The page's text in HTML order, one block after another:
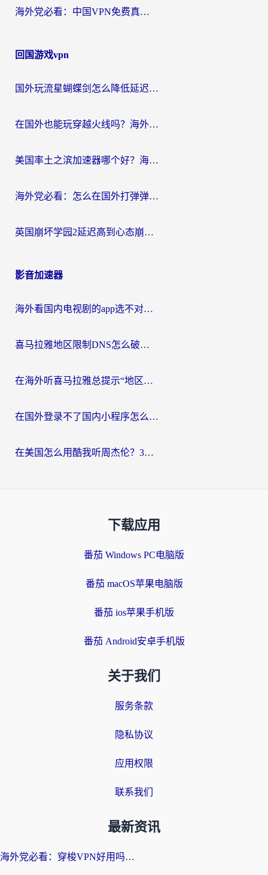
海外党必看：中国VPN免费真的靠谱吗？手把手教你选对回国加速器
回国游戏vpn
国外玩流星蝴蝶剑怎么降低延迟？海外党必看的加速秘籍（含欧洲鸣潮&彩虹岛优化攻略）
在国外也能玩穿越火线吗？海外玩家国服游戏畅玩终极指南
美国率土之滨加速器哪个好？海外党国服游戏畅玩终极指南（附多游戏解决方案）
海外党必看：怎么在国外打弹弹堂不卡？番茄加速器亲测指南
英国崩坏学园2延迟高到心态崩？海外党国服游戏加速终极指南
影音加速器
海外看国内电视剧的app选不对？这份回国加速器避坑指南帮你流畅追剧
喜马拉雅地区限制DNS怎么破？海外党听国内音乐听书的终极解决方案
在海外听喜马拉雅总提示“地区限制”？3步轻松解除+听国内音乐全攻略
在国外登录不了国内小程序怎么办？选对回国加速器，轻松解锁国内资源
在美国怎么用酷我听周杰伦？3步搞定海外听歌难题
下载应用
番茄 Windows PC电脑版
番茄 macOS苹果电脑版
番茄 ios苹果手机版
番茄 Android安卓手机版
关于我们
服务条款
隐私协议
应用权限
联系我们
最新资讯
海外党必看：穿梭VPN好用吗？和云帆VPN对比哪个回国效果更好？附真实测评+避坑指南